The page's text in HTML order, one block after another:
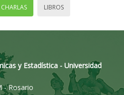
CHARLAS LIBROS
y Estadística - Universidad
- Rosario